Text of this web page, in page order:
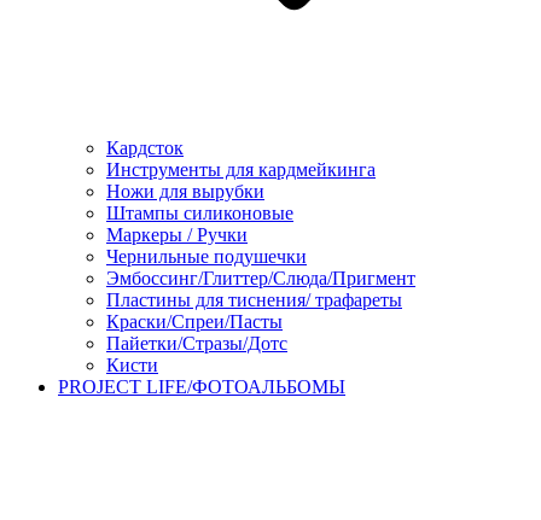
Кардсток
Инструменты для кардмейкинга
Ножи для вырубки
Штампы силиконовые
Маркеры / Ручки
Чернильные подушечки
Эмбоссинг/Глиттер/Слюда/Пригмент
Пластины для тиснения/ трафареты
Краски/Спреи/Пасты
Пайетки/Стразы/Дотс
Кисти
PROJECT LIFE/ФОТОАЛЬБОМЫ